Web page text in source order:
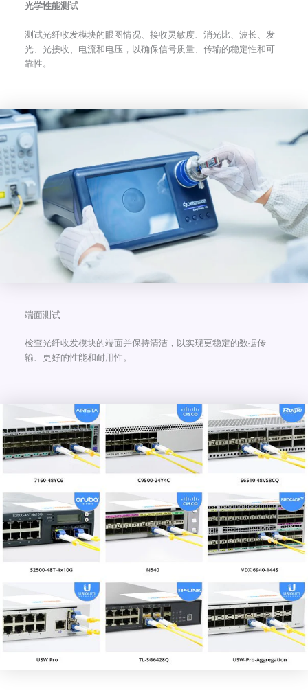
光学性能测试
测试光纤收发模块的眼图情况、接收灵敏度、消光比、波长、发
光、光接收、电流和电压，以确保信号质量、传输的稳定性和可
靠性。
端面测试
检查光纤收发模块的端面并保持清洁，以实现更稳定的数据传
输、更好的性能和耐用性。